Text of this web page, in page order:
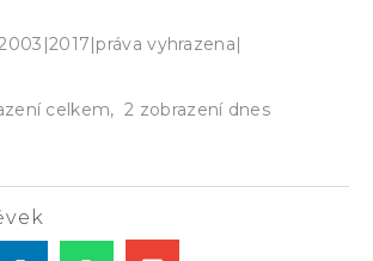
vyhrazena|
celkem, 2 zobrazení dnes